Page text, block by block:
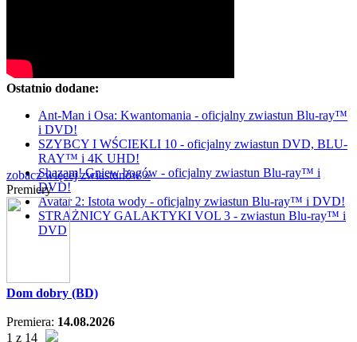
Ostatnio dodane:
Ant-Man i Osa: Kwantomania - oficjalny zwiastun Blu-ray™
i DVD!
SZYBCY I WŚCIEKLI 10 - oficjalny zwiastun DVD, BLU-
RAY™ i 4K UHD!
Shazam! Gniew bogów - oficjalny zwiastun Blu-ray™ i
DVD!
Avatar 2: Istota wody - oficjalny zwiastun Blu-ray™ i DVD!
STRAŻNICY GALAKTYKI VOL 3 - zwiastun Blu-ray™ i
DVD
zobacz więcej zwiastunów »
Premiery
Dom dobry (BD)
Premiera: 14.08.2026
1 z 14